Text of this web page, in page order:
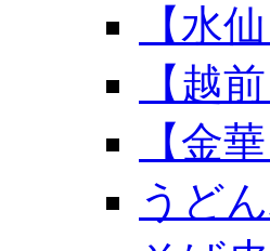
【水
【越
【金
うど